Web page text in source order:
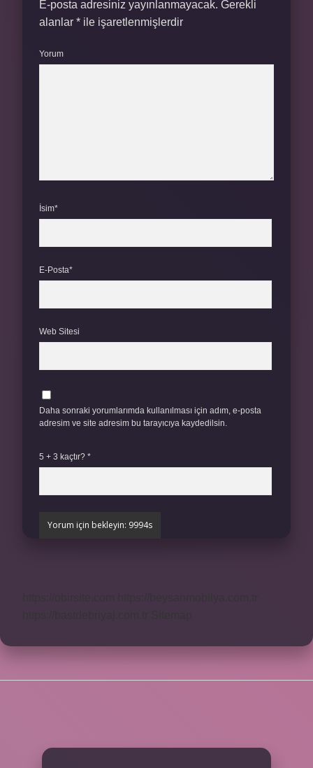
E-posta adresiniz yayınlanmayacak. Gerekli
alanlar * ile işaretlenmişlerdir
Yorum
İsim*
E-Posta*
Web Sitesi
Daha sonraki yorumlarımda kullanılması için adım, e-posta
adresim ve site adresim bu tarayıcıya kaydedilsin.
5 + 3 kaçtır? *